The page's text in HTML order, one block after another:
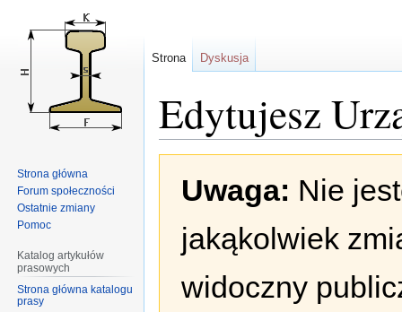
Edytujesz
nawigacji
wyszukiwania
Uwaga: Nie
jakąkolwiek
widoczny
Strona Dyskusja
Strona główna
Forum społeczności
Ostatnie zmiany
Pomoc
Katalog artykułów
prasowych
Strona główna katalogu
prasy